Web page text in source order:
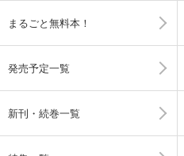
まるごと無料本！
発売予定一覧
新刊・続巻一覧